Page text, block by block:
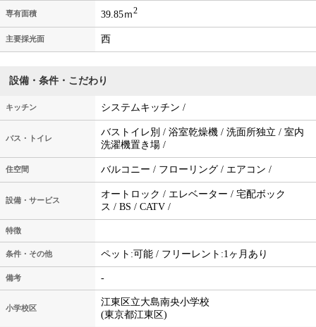
専有面積 39.85ｍ2
主要採光面 西
設備・条件・こだわり
キッチン システムキッチン /
バス・トイレ
バストイレ別 / 浴室乾燥機 / 洗面所独立 / 室内
洗濯機置き場 /
住空間 バルコニー / フローリング / エアコン /
設備・サービス
オートロック / エレベーター / 宅配ボック
ス / BS / CATV /
特徴
条件・その他 ペット:可能 / フリーレント:1ヶ月あり
備考 -
小学校区
江東区立大島南央小学校
(東京都江東区)